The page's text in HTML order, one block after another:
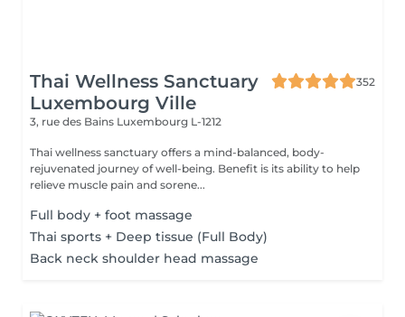
Thai Wellness Sanctuary
Luxembourg Ville
352
3, rue des Bains Luxembourg L-1212
Thai wellness sanctuary offers a mind-balanced, body-
rejuvenated journey of well-being. Benefit is its ability to help
relieve muscle pain and sorene...
Full body + foot massage
Thai sports + Deep tissue (Full Body)
Back neck shoulder head massage